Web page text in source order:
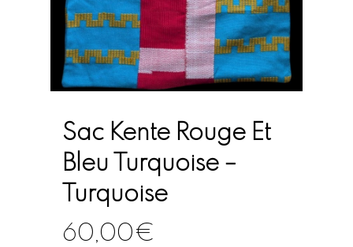
Sac Kente Rouge Et
Bleu Turquoise –
Turquoise
60,00€